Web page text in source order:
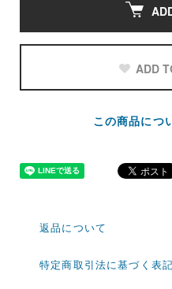
ADD
この商品につ
返品について
特定商取引法に基づく表記